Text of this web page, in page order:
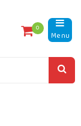
0
Menu